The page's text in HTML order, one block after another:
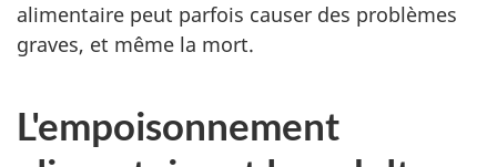
alimentaire peut parfois causer des problèmes
graves, et même la mort.
L'empoisonnement